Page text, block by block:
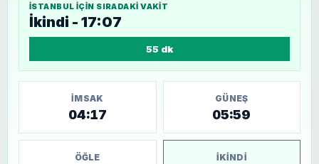
İSTANBUL IÇIN SIRADAKI VAKIT
İkindi - 17:07
55 dk
İMSAK
04:17
GÜNEŞ
05:59
ÖĞLE İKINDI